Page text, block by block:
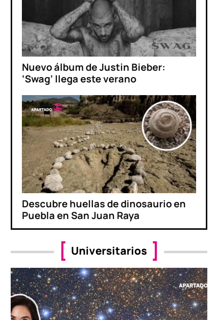
Nuevo álbum de Justin Bieber:
‘Swag’ llega este verano
Descubre huellas de dinosaurio en
Puebla en San Juan Raya
Universitarios